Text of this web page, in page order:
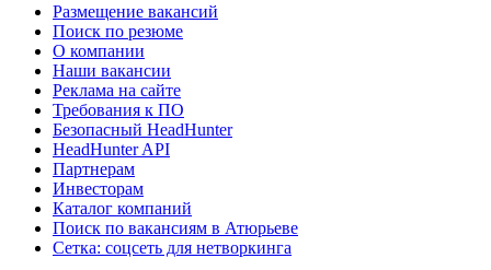
Размещение вакансий
Поиск по резюме
О компании
Наши вакансии
Реклама на сайте
Требования к ПО
Безопасный HeadHunter
HeadHunter API
Партнерам
Инвесторам
Каталог компаний
Поиск по вакансиям в Атюрьеве
Сетка: соцсеть для нетворкинга